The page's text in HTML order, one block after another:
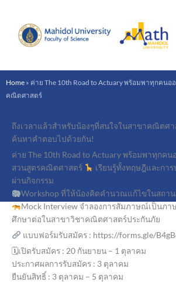
content
Home » ค่าย The 10th Road to Actuary พร้อมพาทุกคนอ
คณิตศาสตร์
ถึงเวลาแล้วสำหรับน้องๆที่สนใจในสาขาคณิตศ
ค้นหาคำตอบไปด้วยกัน!
ค่าย The 10th Road to Actuary พร้อมพาทุกคน
สวนสูตรคณิตศาสตร์
เรียนรู้ทั้งทฤษฎีและกา
ผ่านกิจกรรม
Workshop ที่ให้น้องคิดคำนวณแก้ไขในสถา
Mock Interview จำลองการสัมภาษณ์เป็นภา
ศึกษาต่อในสาขาวิชาคณิตศาสตร์ประกันภัย
แบบฟอร์มรับสมัคร : https://forms.gle/
🗓เปิดรับสมัคร : 20 กันยายน – 1 ตุลาคม
ประกาศผลการรับสมัคร : 3 ตุลาคม
ยืนยันสิทธิ์ : 3 ตุลาคม – 5 ตุลาคม